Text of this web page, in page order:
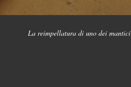
La reimpellatura di uno dei mantici